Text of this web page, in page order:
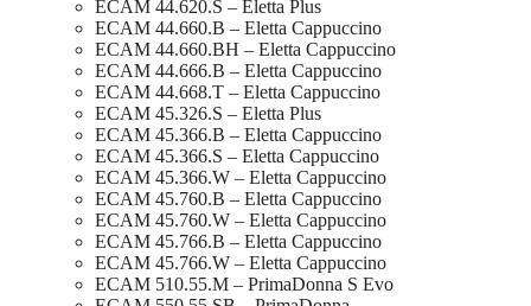
ECAM 44.620.S – Eletta Plus
ECAM 44.660.B – Eletta Cappuccino
ECAM 44.660.BH – Eletta Cappuccino
ECAM 44.666.B – Eletta Cappuccino
ECAM 44.668.T – Eletta Cappuccino
ECAM 45.326.S – Eletta Plus
ECAM 45.366.B – Eletta Cappuccino
ECAM 45.366.S – Eletta Cappuccino
ECAM 45.366.W – Eletta Cappuccino
ECAM 45.760.B – Eletta Cappuccino
ECAM 45.760.W – Eletta Cappuccino
ECAM 45.766.B – Eletta Cappuccino
ECAM 45.766.W – Eletta Cappuccino
ECAM 510.55.M – PrimaDonna S Evo